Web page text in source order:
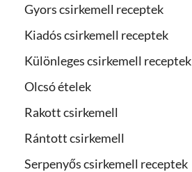
Gyors csirkemell receptek
Kiadós csirkemell receptek
Különleges csirkemell receptek
Olcsó ételek
Rakott csirkemell
Rántott csirkemell
Serpenyős csirkemell receptek